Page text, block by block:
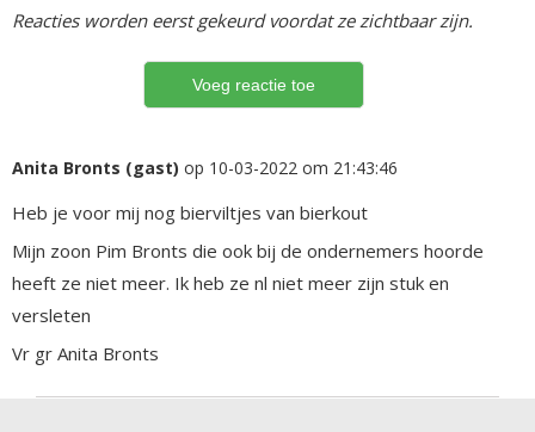
Reacties worden eerst gekeurd voordat ze zichtbaar zijn.
Anita Bronts (gast) op 10-03-2022 om 21:43:46
Heb je voor mij nog bierviltjes van bierkout
Mijn zoon Pim Bronts die ook bij de ondernemers hoorde
heeft ze niet meer. Ik heb ze nl niet meer zijn stuk en
versleten
Vr gr Anita Bronts